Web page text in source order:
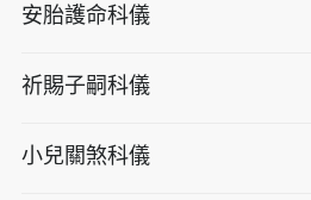
安胎護命科儀
祈賜子嗣科儀
小兒關煞科儀